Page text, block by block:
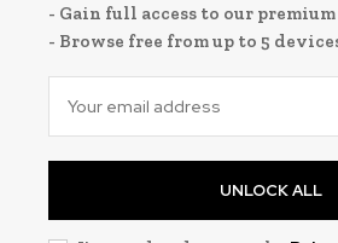
- Gain full access to our
- Browse free from up to 5
UNLOCK ALL